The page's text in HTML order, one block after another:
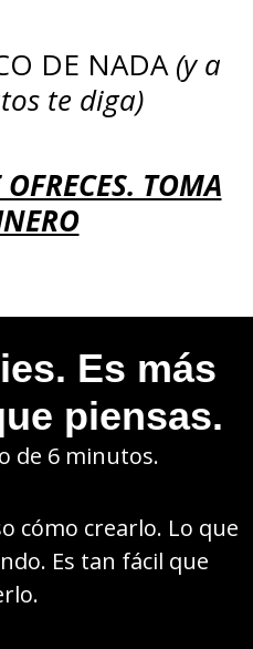
DE NADA(y a
te diga)
TOMA
Es más
piensas.
de 6 minutos.
cómo crearlo. Lo que
Es tan fácil que